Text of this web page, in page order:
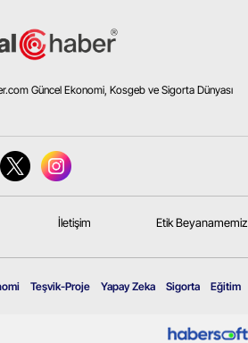
Güncel Ekonomi, Kosgeb ve Sigorta Dünyası
İletişim Etik Beyanamemiz
Teşvik-Proje Yapay Zeka Sigorta Eğitim